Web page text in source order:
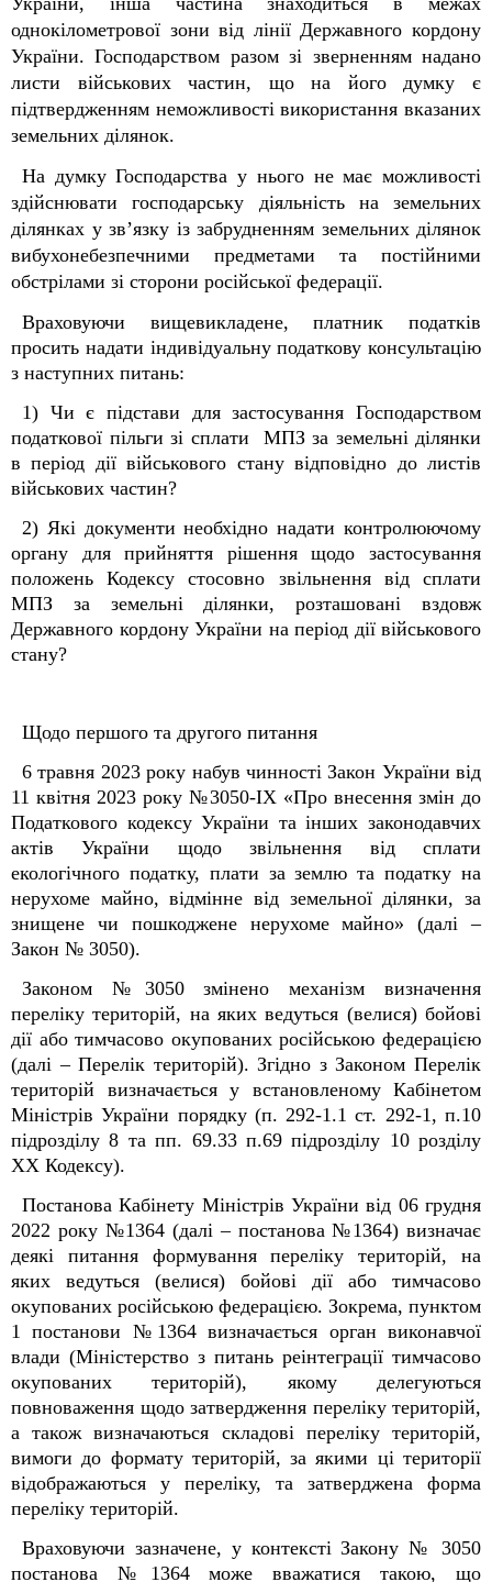
однокілометрової зони від лінії Державного кордону
України. Господарством разом зі зверненням надано
листи військових частин, що на його думку є
підтвердженням неможливості використання вказаних
земельних ділянок.
На думку Господарства у нього не має можливості
здійснювати господарську діяльність на земельних
ділянках у зв’язку із забрудненням земельних ділянок
вибухонебезпечними предметами та постійними
обстрілами зі сторони російської федерації.
Враховуючи вищевикладене, платник податків
просить надати індивідуальну податкову консультацію
з наступних питань:
1) Чи є підстави для застосування Господарством
податкової пільги зі сплати МПЗ за земельні ділянки
в період дії військового стану відповідно до листів
військових частин?
2) Які документи необхідно надати контролюючому
органу для прийняття рішення щодо застосування
положень Кодексу стосовно звільнення від сплати
МПЗ за земельні ділянки, розташовані вздовж
Державного кордону України на період дії військового
стану?
Щодо першого та другого питання
6 травня 2023 року набув чинності Закон України від
11 квітня 2023 року №3050-ІХ «Про внесення змін до
Податкового кодексу України та інших законодавчих
актів України щодо звільнення від сплати
екологічного податку, плати за землю та податку на
нерухоме майно, відмінне від земельної ділянки, за
знищене чи пошкоджене нерухоме майно» (далі –
Закон № 3050).
Законом №3050 змінено механізм визначення
переліку територій, на яких ведуться (велися) бойові
дії або тимчасово окупованих російською федерацією
(далі – Перелік територій). Згідно з Законом Перелік
територій визначається у встановленому Кабінетом
Міністрів України порядку (п. 292-1.1 ст. 292-1, п.10
підрозділу 8 та пп. 69.33 п.69 підрозділу 10 розділу
ХХ Кодексу).
Постанова Кабінету Міністрів України від 06 грудня
2022 року №1364 (далі – постанова №1364) визначає
деякі питання формування переліку територій, на
яких ведуться (велися) бойові дії або тимчасово
окупованих російською федерацією. Зокрема, пунктом
1 постанови №1364 визначається орган виконавчої
влади (Міністерство з питань реінтеграції тимчасово
окупованих територій), якому делегуються
повноваження щодо затвердження переліку територій,
а також визначаються складові переліку територій,
вимоги до формату територій, за якими ці території
відображаються у переліку, та затверджена форма
переліку територій.
Враховуючи зазначене, у контексті Закону № 3050
постанова №1364 може вважатися такою, що